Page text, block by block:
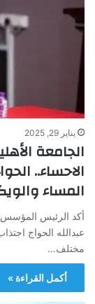
يناير 29, 2025
الجامعة
الاحساء..
المساء
أكد الرئيس المؤسس
عبدالله الحواج
مختلف…
أكمل القراءة »